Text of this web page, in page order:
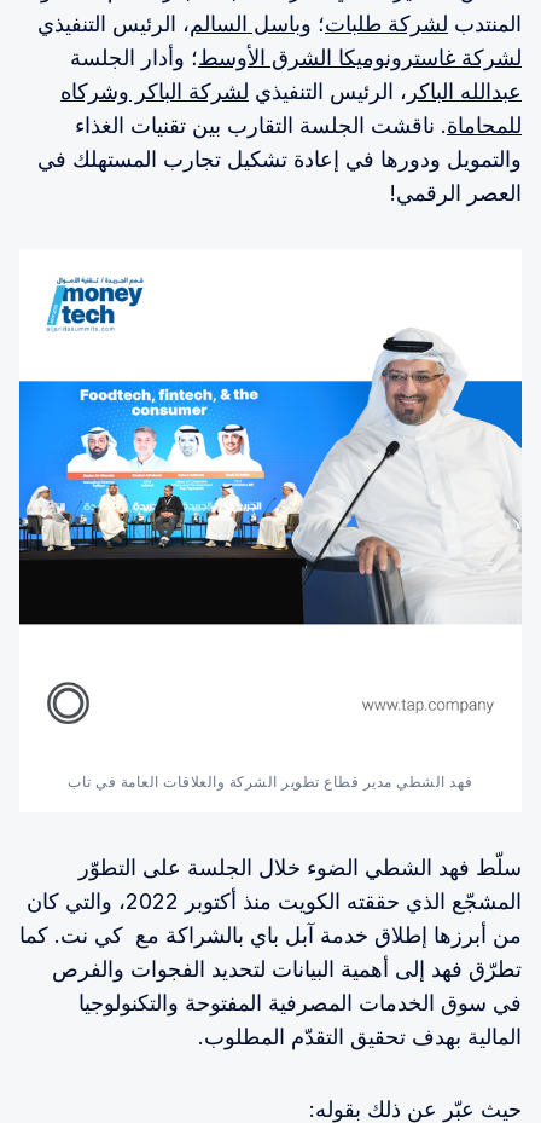
المنتدب لشركة طلبات؛ وباسل السالم، الرئيس التنفيذي
لشركة غاسترونوميكا الشرق الأوسط؛ وأدار الجلسة
عبدالله الباكر ، الرئيس التنفيذي لشركة الباكر وشركاه
للمحاماة. ناقشت الجلسة التقارب بين تقنيات الغذاء
والتمويل ودورها في إعادة تشكيل تجارب المستهلك في
العصر الرقمي!
فهد الشطي مدير قطاع تطوير الشركة والعلاقات العامة في تاب
سلّط فهد الشطي الضوء خلال الجلسة على التطوّر
المشجّع الذي حققته الكويت منذ أكتوبر 2022، والتي كان
من أبرزها إطلاق خدمة آبل باي بالشراكة مع كي نت. كما
تطرّق فهد إلى أهمية البيانات لتحديد الفجوات والفرص
في سوق الخدمات المصرفية المفتوحة والتكنولوجيا
المالية بهدف تحقيق التقدّم المطلوب.
حيث عبّر عن ذلك بقوله: